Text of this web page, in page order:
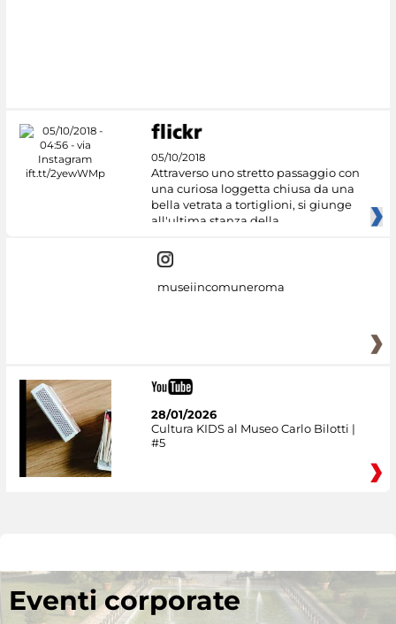
05/10/2018
Attraverso uno stretto passaggio con
una curiosa loggetta chiusa da una
bella vetrata a tortiglioni, si giunge
all'ultima stanza della
museiincomuneroma
28/01/2026
Cultura KIDS al Museo Carlo Bilotti |
#5
Eventi corporate